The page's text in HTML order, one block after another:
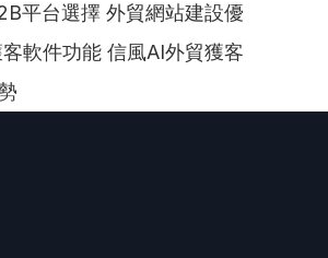
平台選擇 外貿網站建設優
軟件功能 信風AI外貿獲客